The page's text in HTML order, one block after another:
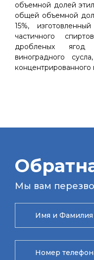
объемной долей
общей объемной
15%,
частичного
дробленых
виноградного
концентрированного
Мы вам